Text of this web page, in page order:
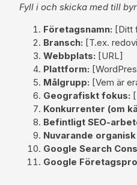
Fyll i och skicka med till
Företagsnamn: [Ditt
Bransch: [T.ex.
Webbplats: [URL]
Plattform:
Målgrupp: [Vem är
Geografiskt fokus:
Konkurrenter (om
Befintligt SEO-
Nuvarande
Google Search
Google